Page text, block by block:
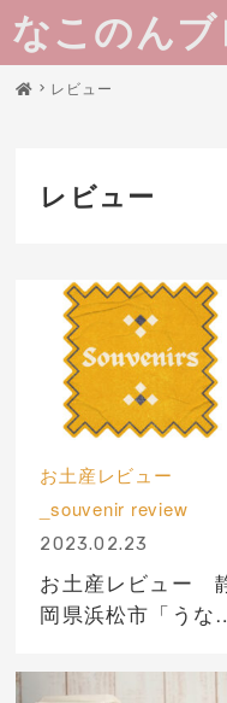
なこのん
レビュー
レビュー
お土産レビュー
_souvenir review
2023.02.23
お土産レビュー
岡県浜松市「うな